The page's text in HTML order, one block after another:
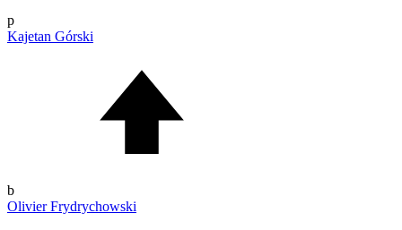
p
Kajetan Górski
b
Olivier Frydrychowski